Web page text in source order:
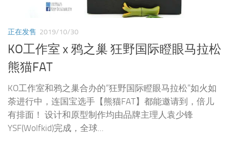
正在发售 2019/10/30
KO工作室 x 鸦之巢 狂野国际瞪眼马拉松
熊猫FAT
KO工作室和鸦之巢合办的“狂野国际瞪眼马拉松”如火如
荼进行中，连国宝选手【熊猫FAT】都能邀请到，倍儿
有排面！ 设计和原型制作均由品牌主理人袁少锋
YSF(Wolfkid)完成，全球...